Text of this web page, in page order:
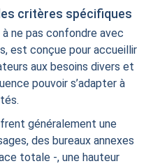
critères spécifiques
ne pas confondre avec
est conçue pour accueillir
aux besoins divers et
pouvoir s’adapter à
généralement une
des bureaux annexes
totale -, une hauteur